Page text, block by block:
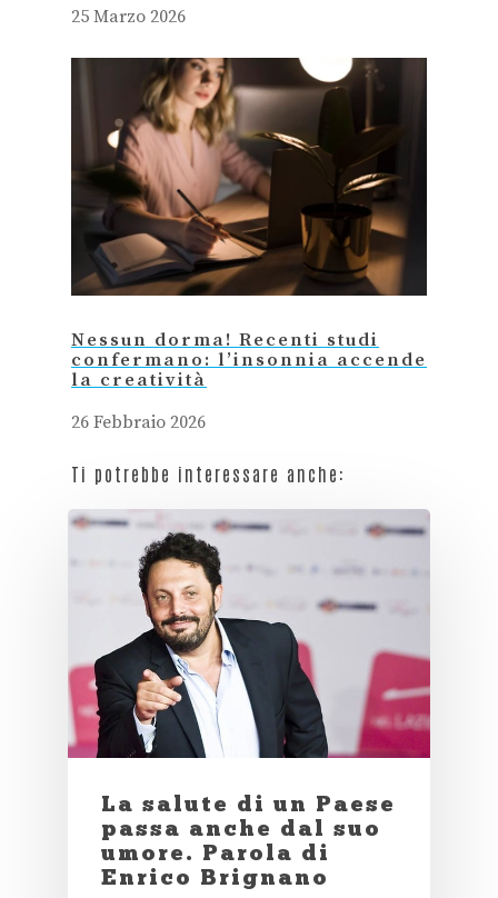
25 Marzo 2026
Nessun dorma! Recenti studi
confermano: l’insonnia accende
la creatività
26 Febbraio 2026
Ti potrebbe interessare anche:
La salute di un Paese
passa anche dal suo
umore. Parola di
Enrico Brignano